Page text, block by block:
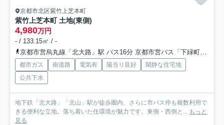
京都市北区紫竹上芝本町
紫竹上芝本町 土地(東側)
4,980万円
- / 133.15㎡ / -
京都市営烏丸線「北大路」駅 バス16分 京都市営バス「下緑町」 停歩3分
都市ガス 南道路 電気有 陽当り良好
閑静な住宅地
公共下水
地下鉄「北大路」「北山」駅が徒歩圏内、さらに市バス停も複数利用で
きる便利な立地。落ち着いた住環境が魅力です。東側・西側と... もっと
見る